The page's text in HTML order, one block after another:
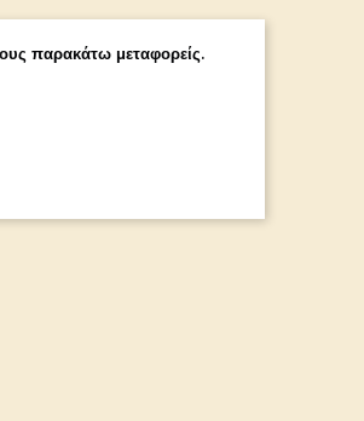
παρακάτω μεταφορείς.